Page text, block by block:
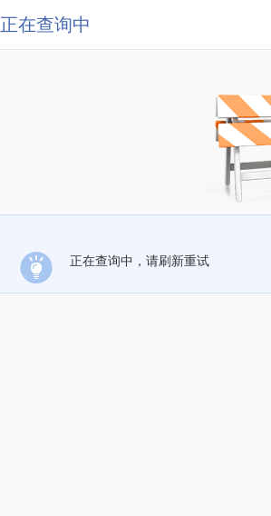
正在查询中
正在查询中，请刷新重试